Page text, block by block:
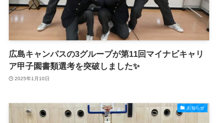
広島キャンパスの3グループが第11回マイナビキャリ
ア甲子園書類選考を突破しました✨
2025年1月10日
お知らせ